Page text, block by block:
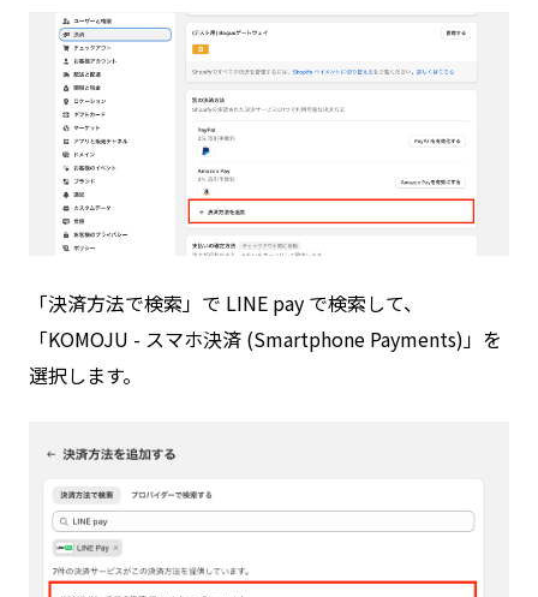
「決済方法で検索」で LINE pay で検索して、
「KOMOJU - スマホ決済 (Smartphone Payments)」を
選択します。